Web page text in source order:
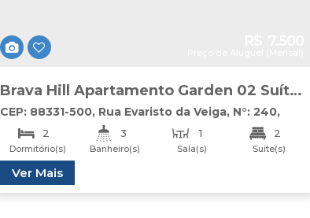
Brava Hill Apartamento Garden 02 Suítes
Locação Anual Amores
CEP: 88331-500, Rua Evaristo da Veiga, N°:240,
Praia dos Amores
Balneário
Camboriú
Santa Catarina Brasil
2
Dormitório(s)
3
Banheiro(s)
1
Sala(s)
2
Suíte(s)
2
Vaga(s)
Ver Mais